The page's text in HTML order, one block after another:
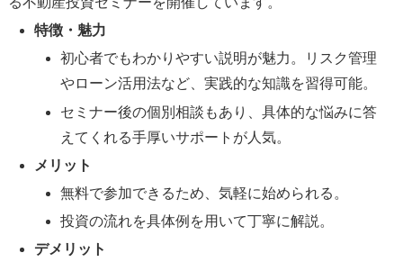
特徴・魅力
初心者でもわかりやすい説明が魅力。リスク管理
やローン活用法など、実践的な知識を習得可能。
セミナー後の個別相談もあり、具体的な悩みに答
えてくれる手厚いサポートが人気。
メリット
無料で参加できるため、気軽に始められる。
投資の流れを具体例を用いて丁寧に解説。
デメリット